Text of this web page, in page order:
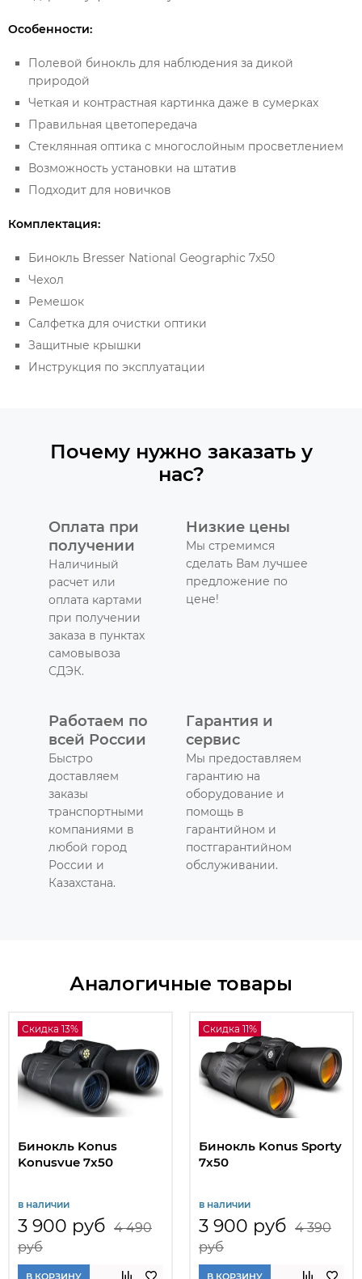
Особенности:
Полевой бинокль для наблюдения за дикой
природой
Четкая и контрастная картинка даже в сумерках
Правильная цветопередача
Стеклянная оптика с многослойным просветлением
Возможность установки на штатив
Подходит для новичков
Комплектация:
Бинокль Bresser National Geographic 7х50
Чехол
Ремешок
Салфетка для очистки оптики
Защитные крышки
Инструкция по эксплуатации
Почему нужно заказать у
нас?
Оплата при
получении
Наличиный
расчет или
оплата картами
при получении
заказа в пунктах
самовывоза
СДЭК.
Низкие цены
Мы стремимся
сделать Вам лучшее
предложение по
цене!
Работаем по
всей России
Быстро
доставляем
заказы
транспортными
компаниями в
любой город
России и
Казахстана.
Гарантия и
сервис
Мы предоставляем
гарантию на
оборудование и
помощь в
гарантийном и
постгарантийном
обслуживании.
Аналогичные товары
Скидка 13%
Бинокль Konus
Konusvue 7x50
в наличии
3 900 руб 4 490
руб
В КОРЗИНУ
Скидка 11%
Бинокль Konus Sporty
7x50
в наличии
3 900 руб 4 390
руб
В КОРЗИНУ